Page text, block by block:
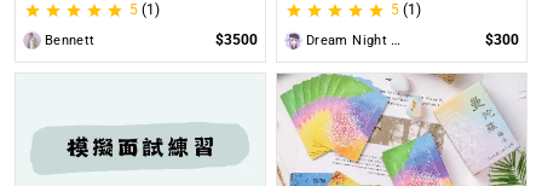
在線解答，輕鬆打造理想的智慧生活
5 (1)
Bennett $3500
TRPG主持人（GM）們所開設的項
目，主要是為了讓主持人能少準備一
些東西。
5 (1)
Dream Night Butterfly $300